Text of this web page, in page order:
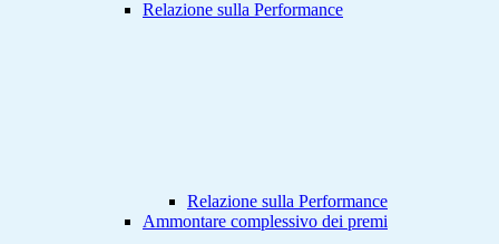
Relazione sulla Performance
Relazione sulla Performance
Ammontare complessivo dei premi